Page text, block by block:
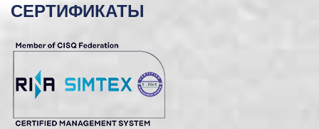
СЕРТИФИКАТЫ